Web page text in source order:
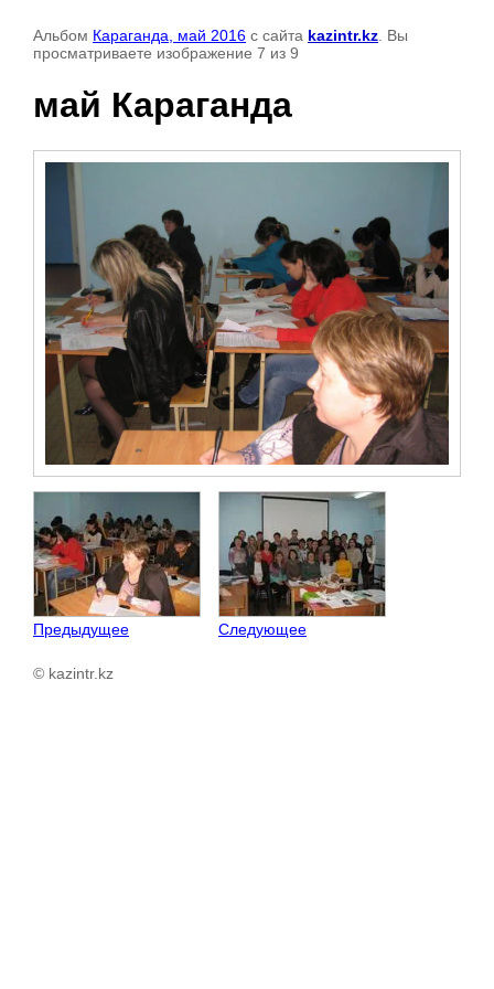
Альбом Караганда, май 2016 с сайта kazintr.kz . Вы
просматриваете изображение 7 из 9
май Караганда
Предыдущее Следующее
© kazintr.kz